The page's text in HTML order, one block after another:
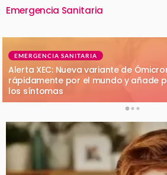
Emergencia Sanitaria
EMERGENCIA SANITARIA
Alerta XEC: Nueva variante de
rápidamente por el mundo y añade
los síntomas